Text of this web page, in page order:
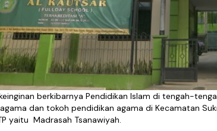
berkibarnya Pendidikan Islam di tengah-
dan tokoh pendidikan agama di Kecamatan
yaitu Madrasah Tsanawiyah.